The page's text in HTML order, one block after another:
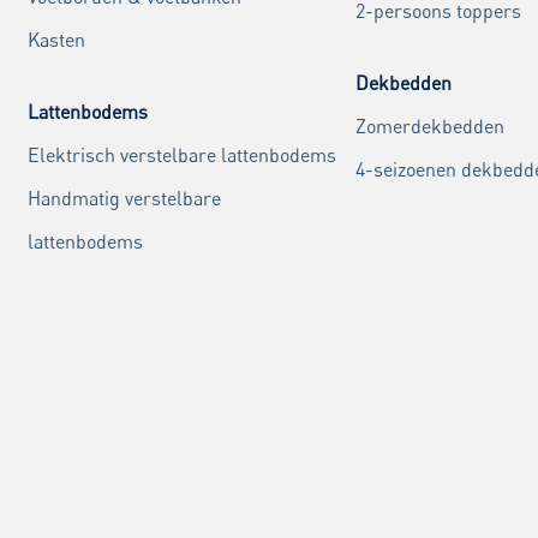
Kasten
Lattenbodems
Elektrisch verstelbare lattenbodems
Handmatig verstelbare
lattenbodems
2-persoons toppers
Dekbedden
Zomerdekbedden
4-seizoenen